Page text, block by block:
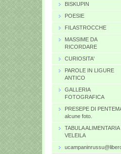
BISKUPIN
POESIE
FILASTROCCHE
MASSIME DA
RICORDARE
CURIOSITA'
PAROLE IN LIGURE
ANTICO
GALLERIA
FOTOGRAFICA
PRESEPE DI
alcune foto.
TABULA ALIMENTARIA
VELEILA